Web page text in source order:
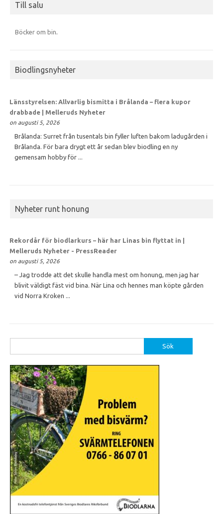
Till salu
Böcker om bin.
Biodlingsnyheter
Länsstyrelsen: Allvarlig bismitta i Brålanda – flera kupor
drabbade | Melleruds Nyheter
on augusti 5, 2026
Brålanda: Surret från tusentals bin fyller luften bakom ladugården i
Brålanda. För bara drygt ett år sedan blev biodling en ny
gemensam hobby för ...
Nyheter runt honung
Rekordår för biodlarkurs – här har Linas bin flyttat in |
Melleruds Nyheter - PressReader
on augusti 5, 2026
– Jag trodde att det skulle handla mest om honung, men jag har
blivit väldigt fäst vid bina. När Lina och hennes man köpte gården
vid Norra Kroken ...
efter: